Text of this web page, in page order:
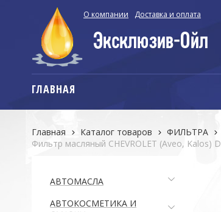
О компании Доставка и оплата
ГЛАВНАЯ
Главная Каталог товаров ФИЛЬТРА
Фильтр масляный CHEVROLET (Aveo, Kalos)
АВТОМАСЛА
АВТОКОСМЕТИКА И